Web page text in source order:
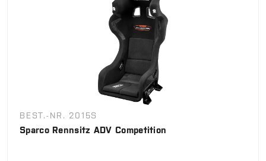
BEST.-NR. 2015S
Sparco Rennsitz ADV Competition